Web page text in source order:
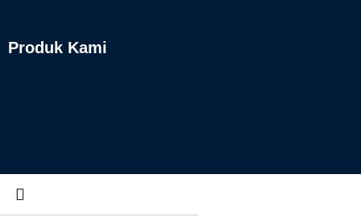
Produk Kami